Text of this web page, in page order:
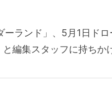
ランド」、5月1日ド
編集スタッフに持ち